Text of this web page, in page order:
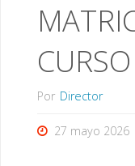
Por Director
27 mayo 2026